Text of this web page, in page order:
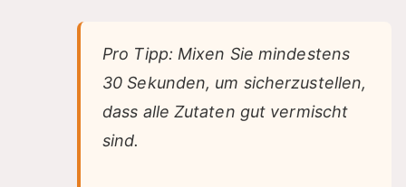
Pro Tipp: Mixen Sie mindestens
30 Sekunden, um sicherzustellen,
dass alle Zutaten gut vermischt
sind.